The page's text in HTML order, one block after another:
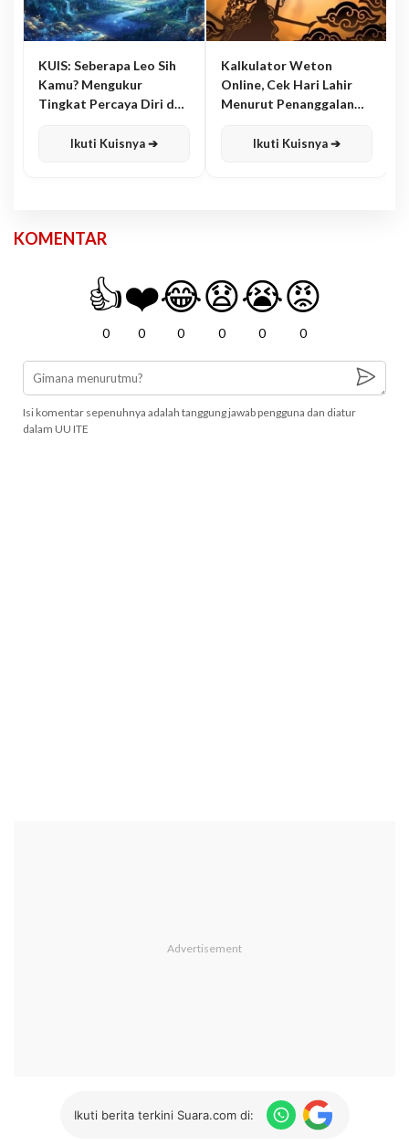
KUIS: Seberapa Leo Sih
Kamu? Mengukur
Tingkat Percaya Diri dan
Ikuti Kuisnya ➔
Kalkulator Weton
Online, Cek Hari Lahir
Menurut Penanggalan
Ikuti Kuisnya ➔
KOMENTAR
👍
0
❤️
0
😂
0
😧
0
😭
0
😡
0
Isi komentar sepenuhnya adalah tanggung jawab pengguna dan diatur
dalam UU ITE
Ikuti berita terkini Suara.com di: